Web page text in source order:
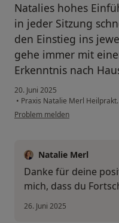
Natalies hohes
in jeder Sitzung
den Einstieg ins
gehe immer mit
Erkenntnis nach
20. Juni 2025
• Praxis Natalie Merl
Problem melden
Natalie Merl
Danke für deine
mich, dass du
26. Juni 2025